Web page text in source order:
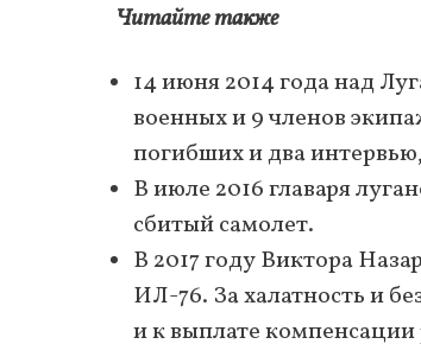
Читайте также
14 июня 2014 года над
военных и 9 членов
погибших и два
В июле 2016 главаря
сбитый самолет.
В 2017 году Виктора
ИЛ-76. За халатность и
и к выплате